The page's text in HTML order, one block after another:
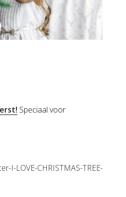
Speciaal voor